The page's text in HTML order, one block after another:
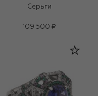
Серьги
109 500 ₽